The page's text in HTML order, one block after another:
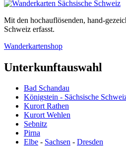
Mit den hochauflösenden, hand-
Schweiz erfasst.
Wanderkartenshop
Unterkunftauswahl
Bad Schandau
Königstein - Sächsische
Kurort Rathen
Kurort Wehlen
Sebnitz
Pirna
Elbe - Sachsen - Dresden